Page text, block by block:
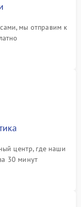
мы отправим к
центр, где наши
30 минут